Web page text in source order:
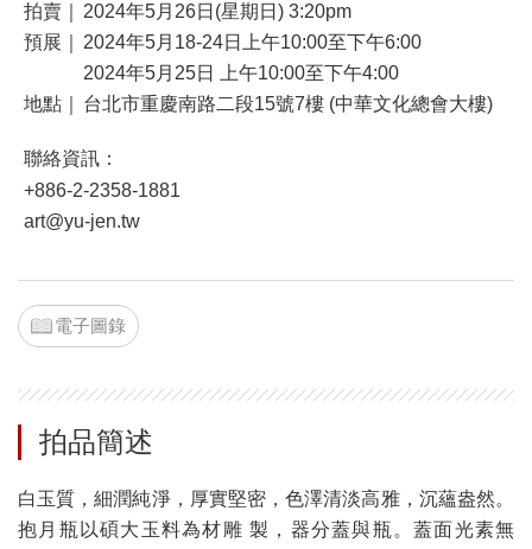
拍賣｜
2024年5月26日(星期日) 3:20pm
預展｜
2024年5月18-24日上午10:00至下午6:00
2024年5月25日 上午10:00至下午4:00
地點｜
台北市重慶南路二段15號7樓 (中華文化總會大樓)
聯絡資訊：
+886-2-2358-1881
art@yu-jen.tw
電子圖錄
拍品簡述
白玉質，細潤純淨，厚實堅密，色澤清淡高雅，沉蘊盎然。
抱月瓶以碩大玉料為材雕 製，器分蓋與瓶。蓋面光素無